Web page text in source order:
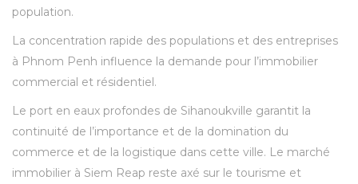
population.
La concentration rapide des populations et des entreprises
à Phnom Penh influence la demande pour l’immobilier
commercial et résidentiel.
Le port en eaux profondes de Sihanoukville garantit la
continuité de l’importance et de la domination du
commerce et de la logistique dans cette ville. Le marché
immobilier à Siem Reap reste axé sur le tourisme et